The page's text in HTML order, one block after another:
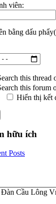
viên:
bằng dấu
this thread
this forum
Hiển thị kết
hữu ích
Posts
Cầu Lông